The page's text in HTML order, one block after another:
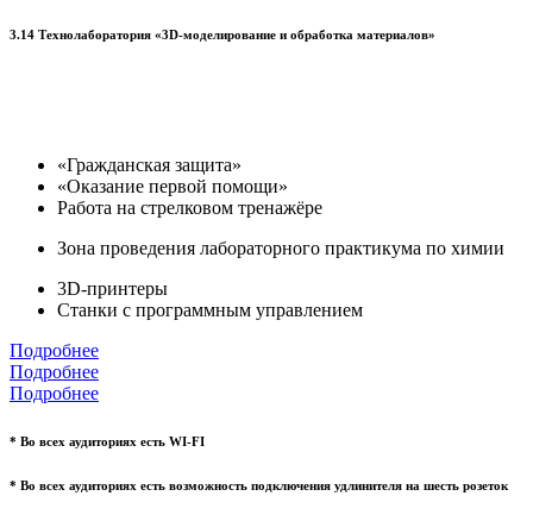
3.14 Технолаборатория «3D-моделирование и обработка материалов»
«Гражданская защита»
«Оказание первой помощи»
Работа на стрелковом тренажёре
Зона проведения лабораторного практикума по химии
3D-принтеры
Станки с программным управлением
Подробнее
Подробнее
Подробнее
* Во всех аудиториях есть WI-FI
* Во всех аудиториях есть возможность подключения удлинителя на шесть розеток